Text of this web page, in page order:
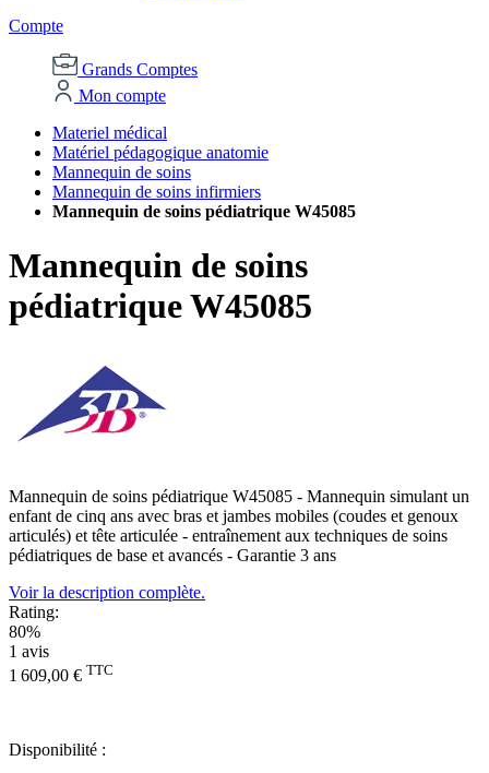
Compte
Grands Comptes
Mon compte
Materiel médical
Matériel pédagogique anatomie
Mannequin de soins
Mannequin de soins infirmiers
Mannequin de soins pédiatrique W45085
Mannequin de soins
pédiatrique W45085
Mannequin de soins pédiatrique W45085 - Mannequin simulant un
enfant de cinq ans avec bras et jambes mobiles (coudes et genoux
articulés) et tête articulée - entraînement aux techniques de soins
pédiatriques de base et avancés - Garantie 3 ans
Voir la description complète.
Rating:
80%
1 avis
1 609,00 € TTC
Disponibilité :